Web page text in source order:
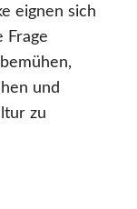
eignen sich
Frage
und
zu